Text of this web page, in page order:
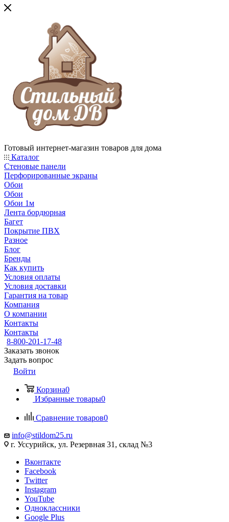
Готовый интернет-магазин товаров для дома
Каталог
Стеновые панели
Перфорированные экраны
Обои
Обои
Обои 1м
Лента бордюрная
Багет
Покрытие ПВХ
Разное
Блог
Бренды
Как купить
Условия оплаты
Условия доставки
Гарантия на товар
Компания
О компании
Контакты
Контакты
8-800-201-17-48
Заказать звонок
Задать вопрос
Войти
Корзина0
Избранные товары0
Сравнение товаров0
info@stildom25.ru
г. Уссурийск, ул. Резервная 31, склад №3
Вконтакте
Facebook
Twitter
Instagram
YouTube
Одноклассники
Google Plus